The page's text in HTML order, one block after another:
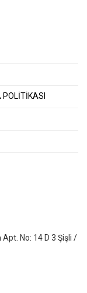
No: 14 D 3 Şişli /